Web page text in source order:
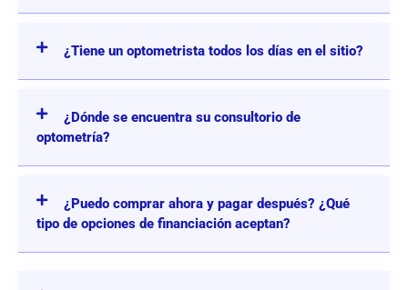
¿Tiene un optometrista todos los días en el sitio?
¿Dónde se encuentra su consultorio de
optometría?
¿Puedo comprar ahora y pagar después? ¿Qué
tipo de opciones de financiación aceptan?